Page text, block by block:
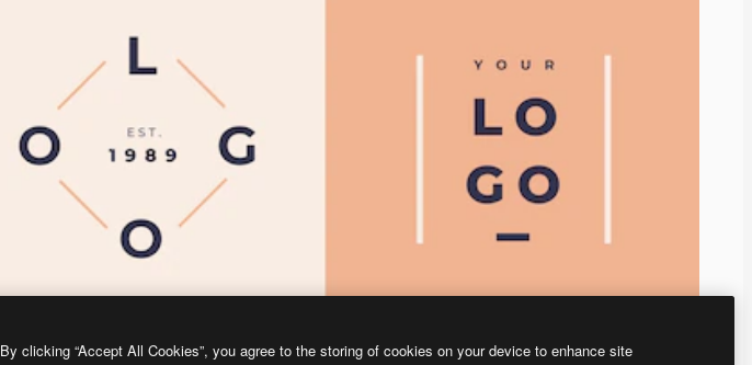
By clicking “Accept All Cookies”, you agree to the storing of cookies on your device to enhance site